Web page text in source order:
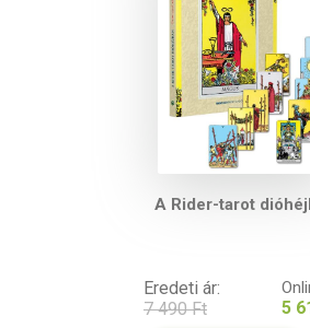
A Rider-tarot
Eredeti ár:
7 490 Ft
5